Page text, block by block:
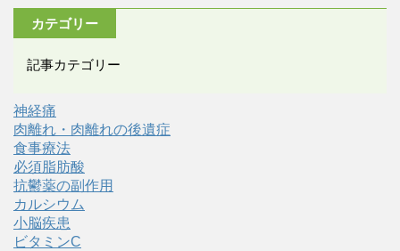
カテゴリー
記事カテゴリー
神経痛
肉離れ・肉離れの後遺症
食事療法
必須脂肪酸
抗鬱薬の副作用
カルシウム
小脳疾患
ビタミンC